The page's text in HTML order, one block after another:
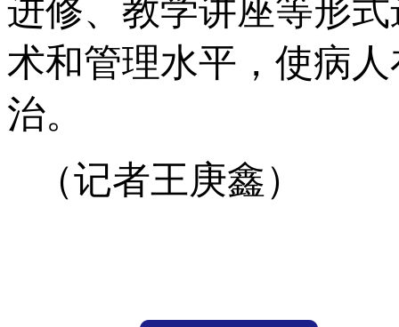
进修、教学讲座等形
术和管理水平，使病
治。
（记者王庚鑫）